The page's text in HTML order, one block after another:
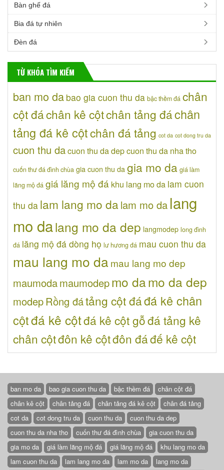
Bàn ghế đá
Bia đá tự nhiên
Đèn đá
TỪ KHÓA TÌM KIẾM
ban mo da bao gia cuon thu da bậc thềm đá chân
cột đáchân kê cộtchân tảng đáchân
tảng đá kê cộtchân đá tảng cot da cot dong tru da
cuon thu dacuon thu da depcuon thu da nha tho
cuốn thư đá đình chùa gia cuon thu da gia mo da giá làm
lăng mộ đá giá lăng mộ đá khu lang mo da lam cuon
thu da lam lang mo dalam mo da lang
mo dalang mo da dep langmodep long đình
đá lăng mộ đá dòng họ lư hương đá mau cuon thu da
mau lang mo damau lang mo dep
maumodamaumodepmo damo da dep
modepRồng đátảng cột đáđá kê chân
cộtđá kê cộtđá kê cột gỗđá tảng kê
chân cộtđôn kê cộtđôn đáđế kê cột
ban mo da bao gia cuon thu da bậc thềm đá
chân cột đá
chân kê cột
chân tảng đá chân tảng đá kê cột
chân đá tảng
cot da
cot dong tru da cuon thu da
cuon thu da dep
cuon thu da nha tho
cuốn thư đá đình chùa
gia cuon thu da
gia mo da
giá làm lăng mộ đá giá lăng mộ đá
khu lang mo da
lam cuon thu da
lam lang mo da lam mo da
lang mo da